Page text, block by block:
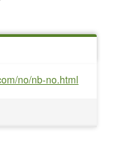
no/nb-no.html